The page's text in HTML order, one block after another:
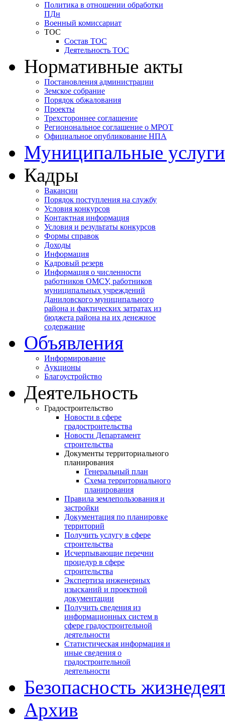
Политика в отношении обработки
ПДн
Военный комиссариат
ТОС
Состав ТОС
Деятельность ТОС
Нормативные акты
Постановления администрации
Земское собрание
Порядок обжалования
Проекты
Трехстороннее соглашение
Регионональное соглашение о МРОТ
Официальное опубликование НПА
Муниципальные услуги
Кадры
Вакансии
Порядок поступления на службу
Условия конкурсов
Контактная информация
Условия и результаты конкурсов
Формы справок
Доходы
Информация
Кадровый резерв
Информация о численности
работников ОМСУ, работников
муниципальных учреждений
Даниловского муниципального
района и фактических затратах из
бюджета района на их денежное
содержание
Объявления
Информирование
Аукционы
Благоустройство
Деятельность
Градостроительство
Новости в сфере
градостроительства
Новости Департамент
строительства
Документы территориального
планирования
Генеральный план
Схема территориального
планирования
Правила землепользования и
застройки
Документация по планировке
территорий
Получить услугу в сфере
строительства
Исчерпывающие перечни
процедур в сфере
строительства
Экспертиза инженерных
изысканий и проектной
документации
Получить сведения из
информационных систем в
сфере градостроительной
деятельности
Статистическая информация и
иные сведения о
градостроительной
деятельности
Безопасность
Архив